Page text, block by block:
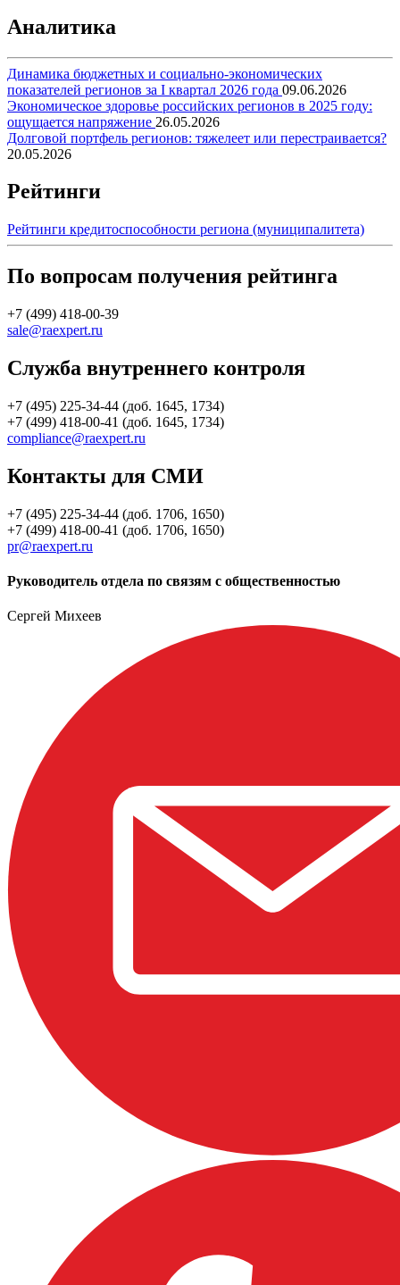
Аналитика
Динамика бюджетных и социально-экономических
показателей регионов за I квартал 2026 года 09.06.2026
Экономическое здоровье российских регионов в 2025 году:
ощущается напряжение 26.05.2026
Долговой портфель регионов: тяжелеет или перестраивается?
20.05.2026
Рейтинги
Рейтинги кредитоспособности региона (муниципалитета)
По вопросам получения рейтинга
+7 (499) 418-00-39
sale@raexpert.ru
Служба внутреннего контроля
+7 (495) 225-34-44 (доб. 1645, 1734)
+7 (499) 418-00-41 (доб. 1645, 1734)
compliance@raexpert.ru
Контакты для СМИ
+7 (495) 225-34-44 (доб. 1706, 1650)
+7 (499) 418-00-41 (доб. 1706, 1650)
pr@raexpert.ru
Руководитель отдела по связям с общественностью
Сергей Михеев